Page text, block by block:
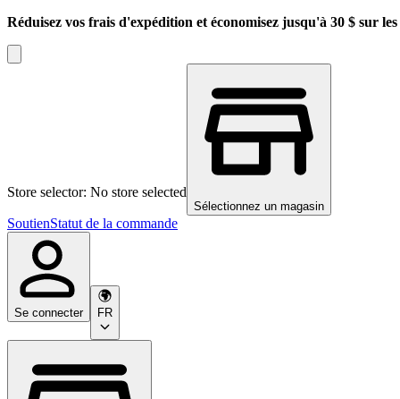
Réduisez vos frais d'expédition et économisez jusqu'à 30 $ sur
Store selector: No store selected
Sélectionnez un magasin
SoutienStatut de la commande
Se connecter FR